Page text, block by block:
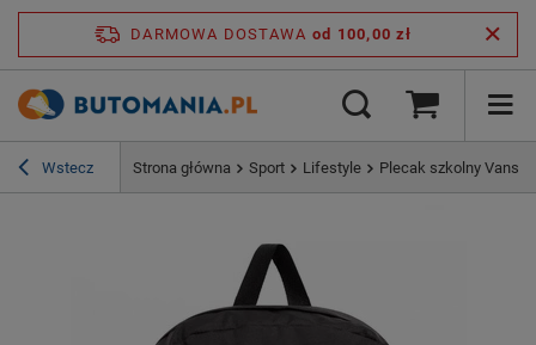
DARMOWA DOSTAWA od 100,00 zł
Wstecz Strona główna Sport Lifestyle Plecak szkolny Vans